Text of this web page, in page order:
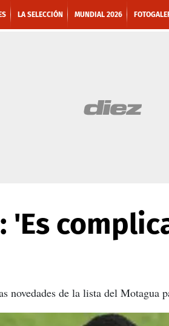
LA SELECCIÓN MUNDIAL 2026
'Es
novedades de la lista del Motagua